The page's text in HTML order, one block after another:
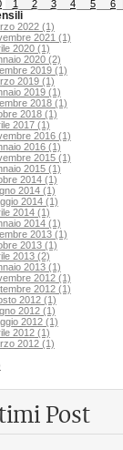
1 2 3 4 5 6
2022 (1)
2021 (1)
2020 (1)
2020 (2)
2019 (1)
2019 (1)
2019 (1)
2018 (1)
2018 (1)
2017 (1)
2016 (1)
2016 (1)
2015 (1)
2015 (1)
2014 (1)
2014 (1)
2014 (1)
2014 (1)
2014 (1)
2013 (1)
2013 (1)
2013 (2)
2013 (1)
2012 (1)
2012 (1)
2012 (1)
2012 (1)
2012 (1)
2012 (1)
2012 (1)
Post